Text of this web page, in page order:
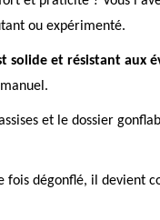
ou expérimenté.
solide et résistant aux
et le dossier
fois dégonflé, il devient